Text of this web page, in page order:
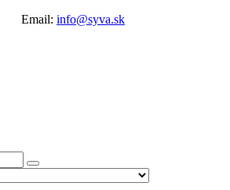
Email: info@syva.sk